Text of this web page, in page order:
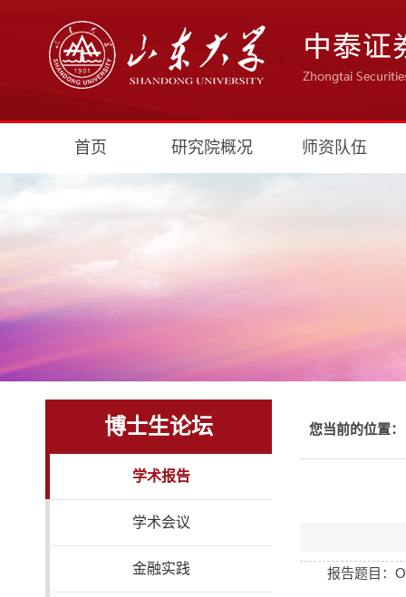
首页 研究院概况 师资队伍
博士生论坛
学术报告
学术会议
金融实践
您当前的位置：
报告题目：